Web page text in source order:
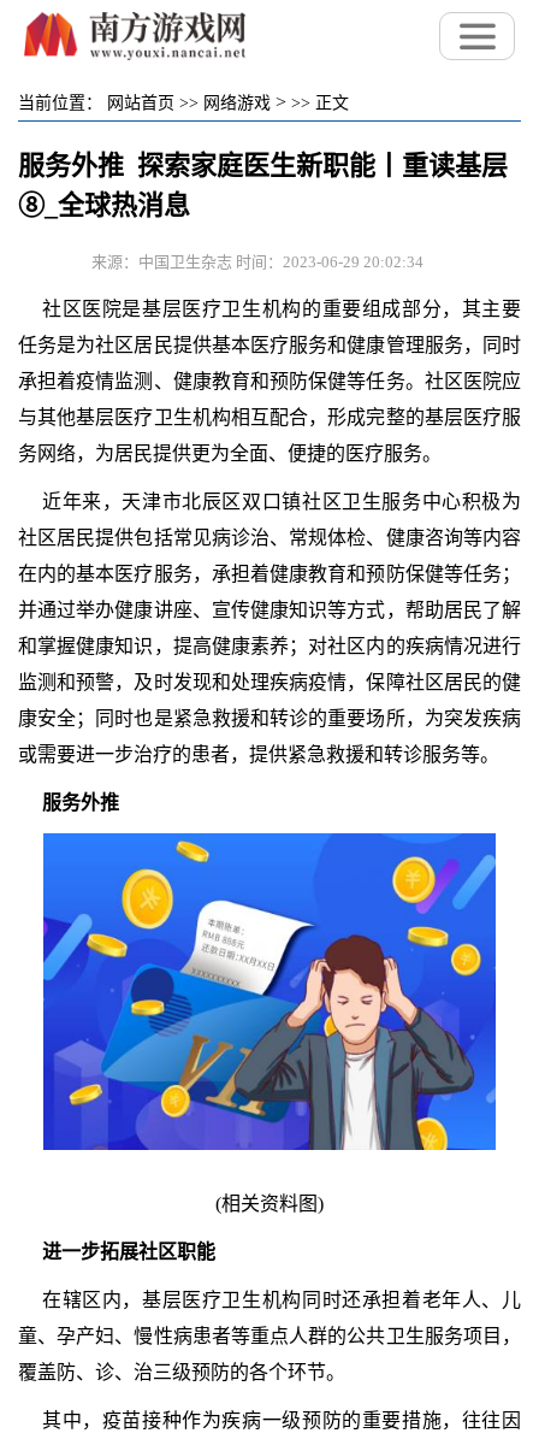
当前位置： 网站首页 >> 网络游戏 > >> 正文
服务外推 探索家庭医生新职能丨重读基层
⑧_全球热消息
来源：中国卫生杂志 时间：2023-06-29 20:02:34
社区医院是基层医疗卫生机构的重要组成部分，其主要
任务是为社区居民提供基本医疗服务和健康管理服务，同时
承担着疫情监测、健康教育和预防保健等任务。社区医院应
与其他基层医疗卫生机构相互配合，形成完整的基层医疗服
务网络，为居民提供更为全面、便捷的医疗服务。
近年来，天津市北辰区双口镇社区卫生服务中心积极为
社区居民提供包括常见病诊治、常规体检、健康咨询等内容
在内的基本医疗服务，承担着健康教育和预防保健等任务；
并通过举办健康讲座、宣传健康知识等方式，帮助居民了解
和掌握健康知识，提高健康素养；对社区内的疾病情况进行
监测和预警，及时发现和处理疾病疫情，保障社区居民的健
康安全；同时也是紧急救援和转诊的重要场所，为突发疾病
或需要进一步治疗的患者，提供紧急救援和转诊服务等。
服务外推
(相关资料图)
进一步拓展社区职能
在辖区内，基层医疗卫生机构同时还承担着老年人、儿
童、孕产妇、慢性病患者等重点人群的公共卫生服务项目，
覆盖防、诊、治三级预防的各个环节。
其中，疫苗接种作为疾病一级预防的重要措施，往往因